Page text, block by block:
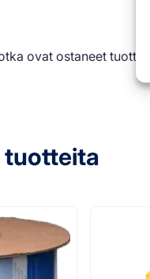
ovat ostaneet
tuotteita